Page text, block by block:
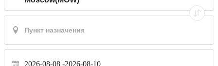
2026-08-08 2026-08-10